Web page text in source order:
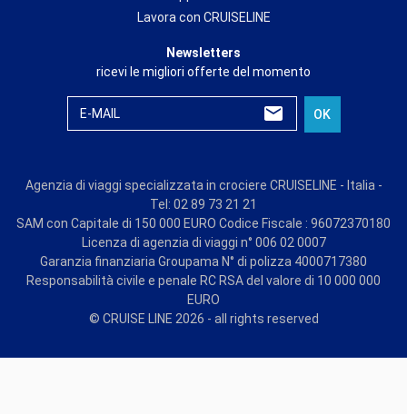
Lavora con CRUISELINE
Newsletters
ricevi le migliori offerte del momento
E-MAIL OK
Agenzia di viaggi specializzata in crociere CRUISELINE - Italia -
Tel: 02 89 73 21 21
SAM con Capitale di 150 000 EURO Codice Fiscale : 96072370180
Licenza di agenzia di viaggi n° 006 02 0007
Garanzia finanziaria Groupama N° di polizza 4000717380
Responsabilità civile e penale RC RSA del valore di 10 000 000
EURO
© CRUISE LINE 2026 - all rights reserved